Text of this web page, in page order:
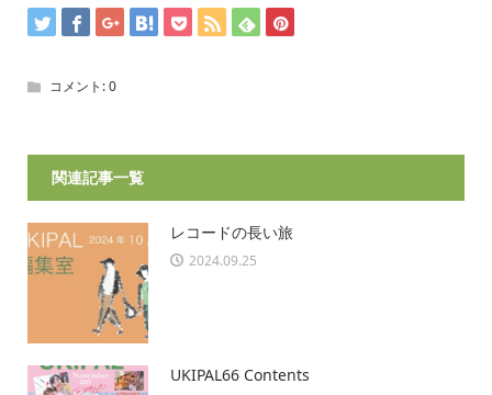
コメント:0
関連記事一覧
レコードの長い旅
2024.09.25
UKIPAL66 Contents